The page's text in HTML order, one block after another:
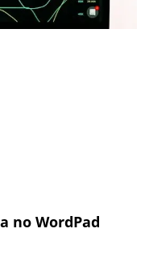
no WordPad